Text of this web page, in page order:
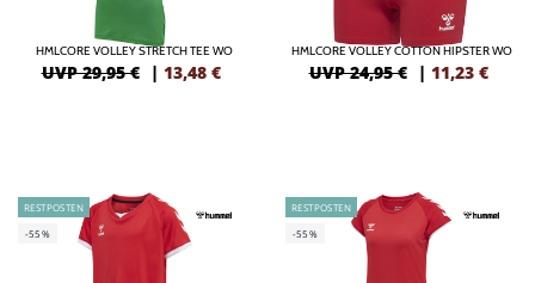
HMLCORE VOLLEY STRETCH TEE WO
UVP 29,95 € | 13,48 €
HMLCORE VOLLEY COTTON HIPSTER WO
UVP 24,95 € | 11,23 €
RESTPOSTEN
-55%
RESTPOSTEN
-55%